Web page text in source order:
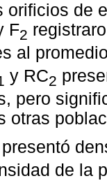
orificios de
F2
al
y RC2
pero
otras
presentó
de la